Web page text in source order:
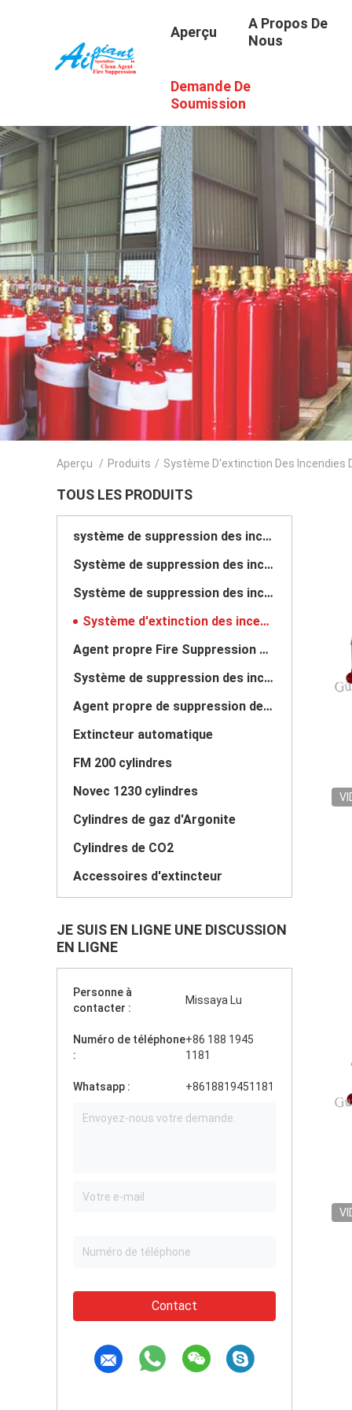
Aperçu
A Propos De
Nous
Demande De
Soumission
Aperçu / Produits / Système D'extinction Des Incendies
TOUS LES PRODUITS
système de suppression des incendies fm200
Système de suppression des incendies de Novec 1230
Système de suppression des incendies de gaz inerte
Système d'extinction des incendies de cuisine
Agent propre Fire Suppression System
Système de suppression des incendies de CO2
Agent propre de suppression des incendies
Extincteur automatique
FM 200 cylindres
Novec 1230 cylindres
Cylindres de gaz d'Argonite
Cylindres de CO2
Accessoires d'extincteur
JE SUIS EN LIGNE UNE DISCUSSION
EN LIGNE
Personne à
contacter :
Missaya Lu
Numéro de téléphone
:
+86 188 1945
1181
Whatsapp : +8618819451181
Contact